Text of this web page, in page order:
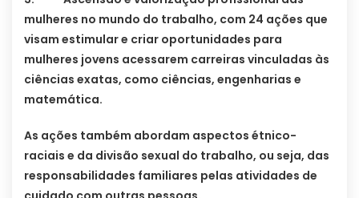
mulheres no mundo do trabalho, com 24 ações que
visam estimular e criar oportunidades para
mulheres jovens acessarem carreiras vinculadas às
ciências exatas, como ciências, engenharias e
matemática.
As ações também abordam aspectos étnico-
raciais e da divisão sexual do trabalho, ou seja, das
responsabilidades familiares pelas atividades de